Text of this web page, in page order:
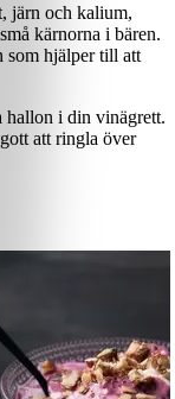
järn och kalium,
kärnorna i bären.
som hjälper till att
hallon i din vinägrett.
att ringla över